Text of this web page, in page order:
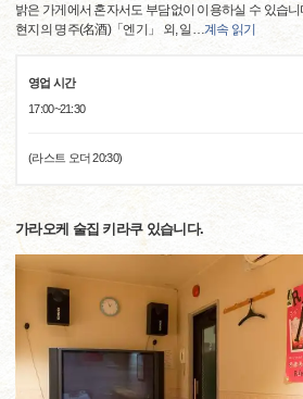
밝은 가게에서 혼자서도 부담없이 이용하실 수 있습니
현지의 명주(名酒)「엔기」 외, 일 …계속 읽기
영업 시간
17:00~21:30
(라스트 오더 20:30)
가라오케 술집 키라쿠 있습니다.